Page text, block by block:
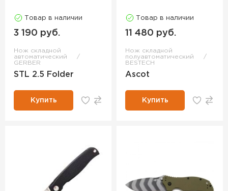
Товар в наличии
3 190 руб.
Нож складной
автоматический
GERBER
STL 2.5 Folder
Купить
Товар в наличии
11 480 руб.
Нож складной
полуавтоматический
BESTECH
Ascot
Купить